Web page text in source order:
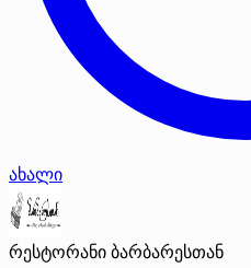
ახალი
რესტორანი ბარბარესთან